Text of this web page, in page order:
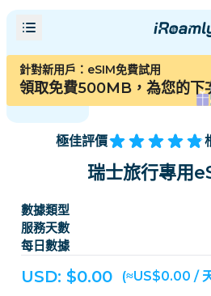
針對新用戶：eSIM免費試用
領取免費500MB，為您的下
極佳評價
瑞士旅行專用
數據類型
服務天數
每日數據
USD: $0.00 (≈US$0.00 /